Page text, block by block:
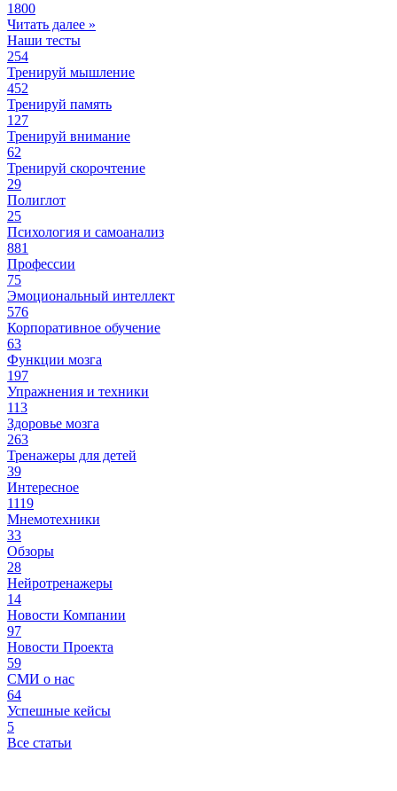
1800
Читать далее »
Наши тесты
254
Тренируй мышление
452
Тренируй память
127
Тренируй внимание
62
Тренируй скорочтение
29
Полиглот
25
Психология и самоанализ
881
Профессии
75
Эмоциональный интеллект
576
Корпоративное обучение
63
Функции мозга
197
Упражнения и техники
113
Здоровье мозга
263
Тренажеры для детей
39
Интересное
1119
Мнемотехники
33
Обзоры
28
Нейротренажеры
14
Новости Компании
97
Новости Проекта
59
СМИ о нас
64
Успешные кейсы
5
Все статьи